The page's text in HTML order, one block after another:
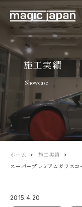
施工実績
Showcase
ホーム
施工実績
スーパープレミアムガラス
2015.4.20